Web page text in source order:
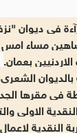
في ديوان
مساء
بعمان.
في مقرها
الاولى
النقدية